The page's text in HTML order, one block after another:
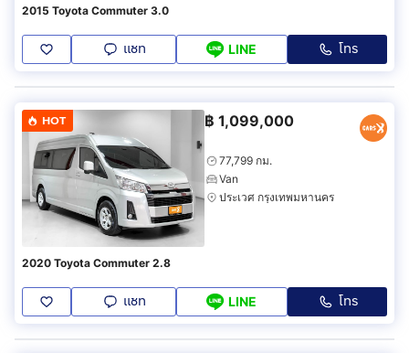
2015 Toyota Commuter 3.0
แชท LINE โทร
HOT ฿ 1,099,000
77,799 กม.
Van
ประเวศ กรุงเทพมหานคร
2020 Toyota Commuter 2.8
แชท LINE โทร